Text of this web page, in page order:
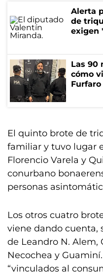
Alerta
de
exigen
Las 90
cómo
El quinto brote de
familiar y tuvo lugar
Florencio Varela y
conurbano
personas
Los otros cuatro
viene dando cuenta,
de Leandro N. Alem,
Necochea y
“vinculados al